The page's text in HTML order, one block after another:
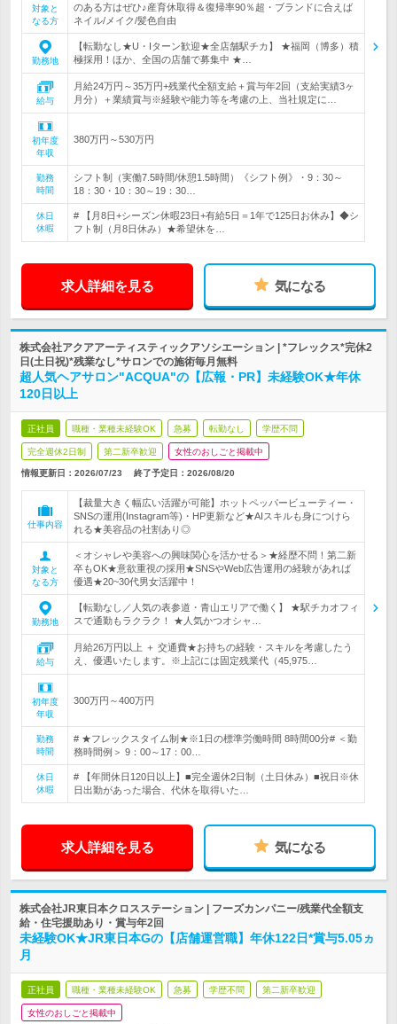
対象と
なる方
のある方はぜひ♪産育休取得＆復帰率90％超・ブランドに合えば
ネイル/メイク/髪色自由
勤務地
【転勤なし★U・Iターン歓迎★全店舗駅チカ】 ★福岡（博多）積
極採用！ほか、全国の店舗で募集中 ★…
給与
月給24万円～35万円+残業代全額支給＋賞与年2回（支給実績3ヶ
月分）＋業績賞与※経験や能力等を考慮の上、当社規定に…
初年度
年収
380万円～530万円
勤務
時間
シフト制（実働7.5時間/休憩1.5時間）《シフト例》・9：30～
18：30・10：30～19：30…
休日
休暇
# 【月8日+シーズン休暇23日+有給5日＝1年で125日お休み】◆シ
フト制（月8日休み）★希望休を…
求人詳細を見る 気になる
株式会社アクアアーティスティックアソシエーション | *フレックス*完休2
日(土日祝)*残業なし*サロンでの施術毎月無料
超人気ヘアサロン"ACQUA"の【広報・PR】未経験OK★年休
120日以上
正社員 職種・業種未経験OK 急募 転勤なし 学歴不問
完全週休2日制 第二新卒歓迎 女性のおしごと掲載中
情報更新日：2026/07/23 終了予定日： 2026/08/20
仕事内容
【裁量大きく幅広い活躍が可能】ホットペッパービューティー・
SNSの運用(Instagram等)・HP更新など★AIスキルも身につけら
れる★美容品の社割あり◎
対象と
なる方
＜オシャレや美容への興味関心を活かせる＞★経歴不問！第二新
卒もOK★意欲重視の採用★SNSやWeb広告運用の経験があれば
優遇★20~30代男女活躍中！
勤務地
【転勤なし／人気の表参道・青山エリアで働く】 ★駅チカオフィ
スで通勤もラクラク！ ★人気かつオシャ…
給与
月給26万円以上 ＋ 交通費★お持ちの経験・スキルを考慮したう
え、優遇いたします。※上記には固定残業代（45,975…
初年度
年収
300万円～400万円
勤務
時間
# ★フレックスタイム制★※1日の標準労働時間 8時間00分# ＜勤
務時間例＞ 9：00～17：00…
休日
休暇
# 【年間休日120日以上】■完全週休2日制（土日休み）■祝日※休
日出勤があった場合、代休を取得いた…
求人詳細を見る 気になる
株式会社JR東日本クロスステーション | フーズカンパニー/残業代全額支
給・住宅援助あり・賞与年2回
未経験OK★JR東日本Gの【店舗運営職】年休122日*賞与5.05ヵ
月
正社員 職種・業種未経験OK 急募 学歴不問 第二新卒歓迎
女性のおしごと掲載中